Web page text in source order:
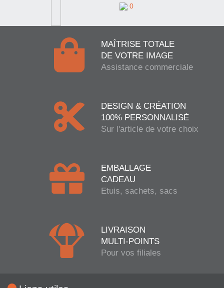
0
MAÎTRISE TOTALE
DE VOTRE IMAGE
Assistance commerciale
DESIGN & CRÉATION
100% PERSONNALISÉ
Sur l'article de votre choix
EMBALLAGE
CADEAU
Etuis, sachets, sacs
LIVRAISON
MULTI-POINTS
Pour vos filiales